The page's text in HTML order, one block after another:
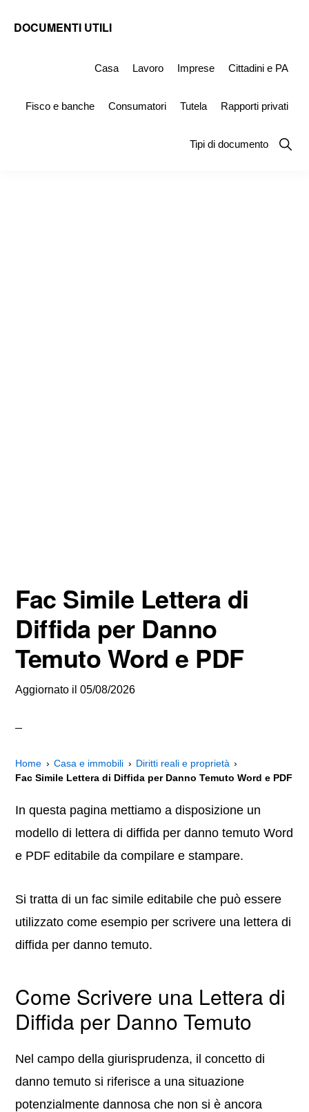
DOCUMENTI UTILI
Simile
Casa Lavoro Imprese Cittadini e PA
Fisco e banche Consumatori Tutela Rapporti privati
Tipi di documento
Show
Fac Simile Lettera di
Diffida per Danno
Temuto Word e PDF
Aggiornato il05/08/2026
Home Casa e immobili
Diritti reali e proprietà
Fac Simile Lettera di Diffida per Danno Temuto Word e PDF
In questa pagina mettiamo a disposizione un
modello di lettera di diffida per danno temuto Word
e PDF editabile da compilare e stampare.
Si tratta di un fac simile editabile che può essere
utilizzato come esempio per scrivere una lettera di
diffida per danno temuto.
Come Scrivere una Lettera di
Diffida per Danno Temuto
Nel campo della giurisprudenza, il concetto di
danno temuto si riferisce a una situazione
potenzialmente dannosa che non si è ancora